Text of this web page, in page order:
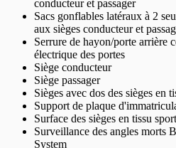
conducteur et passager
Sacs gonflables latéraux à 2
aux sièges conducteur et
Serrure de hayon/porte arrière
électrique des portes
Siège conducteur
Siège passager
Sièges avec dos des sièges en
Support de plaque
Surface des sièges en tissu sport
Surveillance des angles morts
System